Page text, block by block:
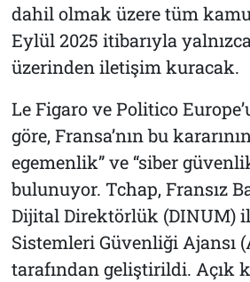
dahil olmak üzere tüm
Eylül 2025 itibarıyla
üzerinden iletişim kuracak.
Le Figaro ve Politico
göre, Fransa’nın bu
egemenlik” ve “siber
bulunuyor. Tchap, Fransız
Dijital Direktörlük (DINUM)
Sistemleri Güvenliği Ajansı
tarafından geliştirildi. Açık